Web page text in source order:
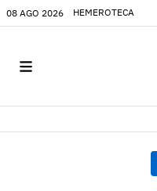
08 AGO 2026 HEMEROTECA